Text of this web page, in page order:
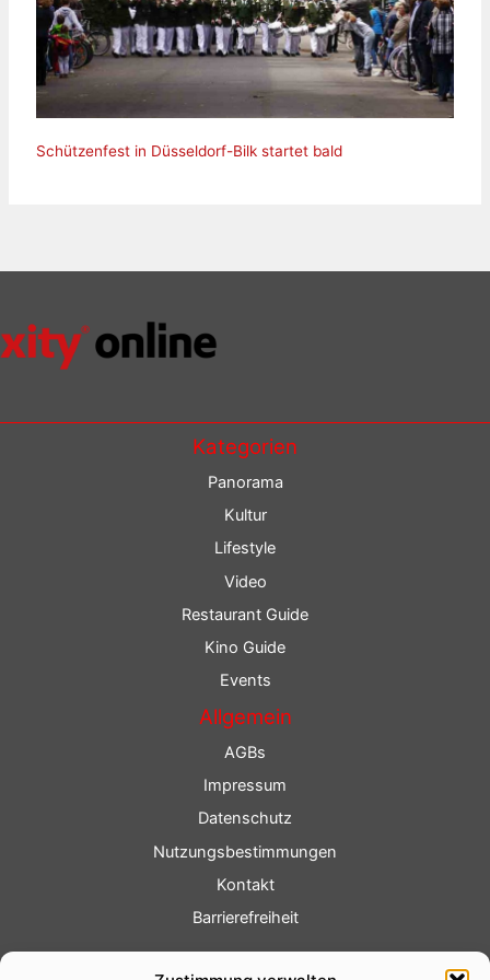
Schützenfest in Düsseldorf-Bilk startet bald
Kategorien
Panorama
Kultur
Lifestyle
Video
Restaurant Guide
Kino Guide
Events
Allgemein
AGBs
Impressum
Datenschutz
Nutzungsbestimmungen
Kontakt
Barrierefreiheit